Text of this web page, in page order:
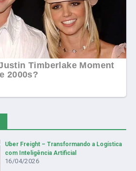
Uber Freight – Transformando a Logística
com Inteligência Artificial
16/04/2026